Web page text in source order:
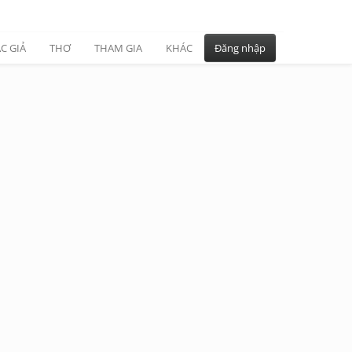
GIẢ THƠ THAM GIA KHÁC Đăng nhập